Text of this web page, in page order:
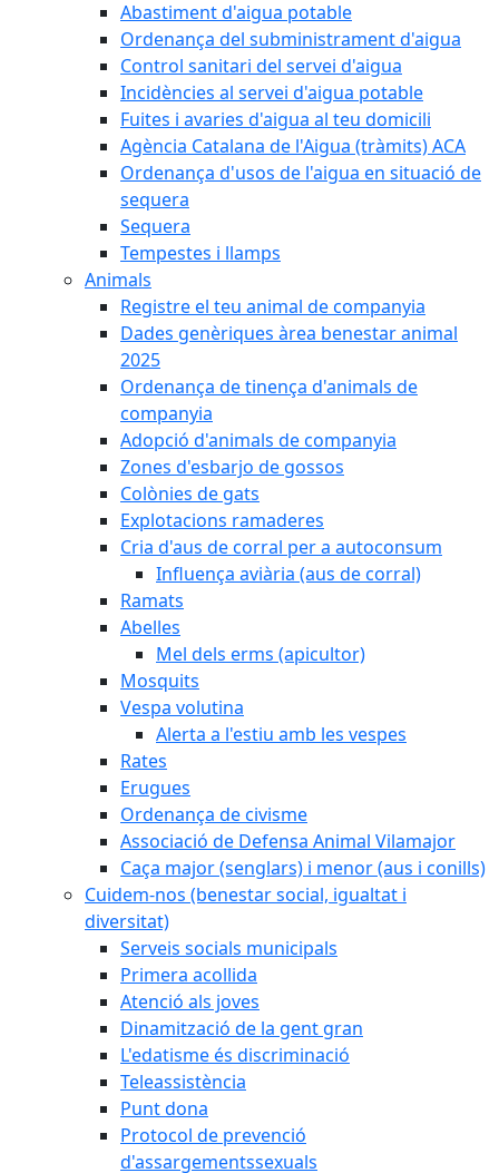
Abastiment d'aigua potable
Ordenança del subministrament d'aigua
Control sanitari del servei d'aigua
Incidències al servei d'aigua potable
Fuites i avaries d'aigua al teu domicili
Agència Catalana de l'Aigua (tràmits) ACA
Ordenança d'usos de l'aigua en situació de
sequera
Sequera
Tempestes i llamps
Animals
Registre el teu animal de companyia
Dades genèriques àrea benestar animal
2025
Ordenança de tinença d'animals de
companyia
Adopció d'animals de companyia
Zones d'esbarjo de gossos
Colònies de gats
Explotacions ramaderes
Cria d'aus de corral per a autoconsum
Influença aviària (aus de corral)
Ramats
Abelles
Mel dels erms (apicultor)
Mosquits
Vespa volutina
Alerta a l'estiu amb les vespes
Rates
Erugues
Ordenança de civisme
Associació de Defensa Animal Vilamajor
Caça major (senglars) i menor (aus i conills)
Cuidem-nos (benestar social, igualtat i
diversitat)
Serveis socials municipals
Primera acollida
Atenció als joves
Dinamització de la gent gran
L'edatisme és discriminació
Teleassistència
Punt dona
Protocol de prevenció
d'assargementssexuals